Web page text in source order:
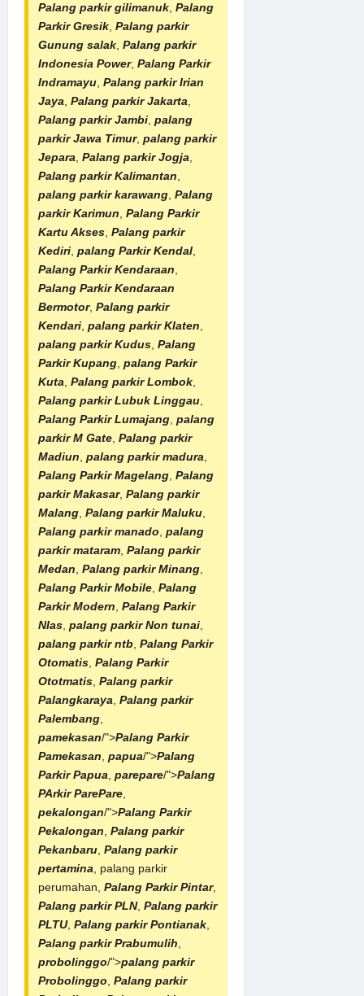
Palang parkir gilimanuk, Palang
Parkir Gresik, Palang parkir
Gunung salak, Palang parkir
Indonesia Power, Palang Parkir
Indramayu, Palang parkir Irian
Jaya, Palang parkir Jakarta,
Palang parkir Jambi, palang
parkir Jawa Timur, palang parkir
Jepara, Palang parkir Jogja,
Palang parkir Kalimantan,
palang parkir karawang, Palang
parkir Karimun, Palang Parkir
Kartu Akses, Palang parkir
Kediri, palang Parkir Kendal,
Palang Parkir Kendaraan,
Palang Parkir Kendaraan
Bermotor, Palang parkir
Kendari, palang parkir Klaten,
palang parkir Kudus, Palang
Parkir Kupang, palang Parkir
Kuta, Palang parkir Lombok,
Palang parkir Lubuk Linggau,
Palang Parkir Lumajang, palang
parkir M Gate, Palang parkir
Madiun, palang parkir madura,
Palang Parkir Magelang, Palang
parkir Makasar, Palang parkir
Malang, Palang parkir Maluku,
Palang parkir manado, palang
parkir mataram, Palang parkir
Medan, Palang parkir Minang,
Palang Parkir Mobile, Palang
Parkir Modern, Palang Parkir
NIas, palang parkir Non tunai,
palang parkir ntb, Palang Parkir
Otomatis, Palang Parkir
Ototmatis, Palang parkir
Palangkaraya, Palang parkir
Palembang,
pamekasan/">Palang Parkir
Pamekasan, papua/">Palang
Parkir Papua, parepare/">Palang
PArkir ParePare,
pekalongan/">Palang Parkir
Pekalongan, Palang parkir
Pekanbaru, Palang parkir
pertamina, palang parkir
perumahan, Palang Parkir Pintar,
Palang parkir PLN, Palang parkir
PLTU, Palang parkir Pontianak,
Palang parkir Prabumulih,
probolinggo/">palang parkir
Probolinggo, Palang parkir